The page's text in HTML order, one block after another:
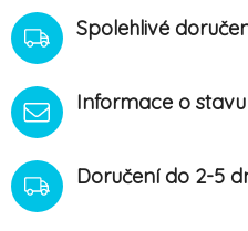
Spolehlivé
Informace o
Doručení do 2-5